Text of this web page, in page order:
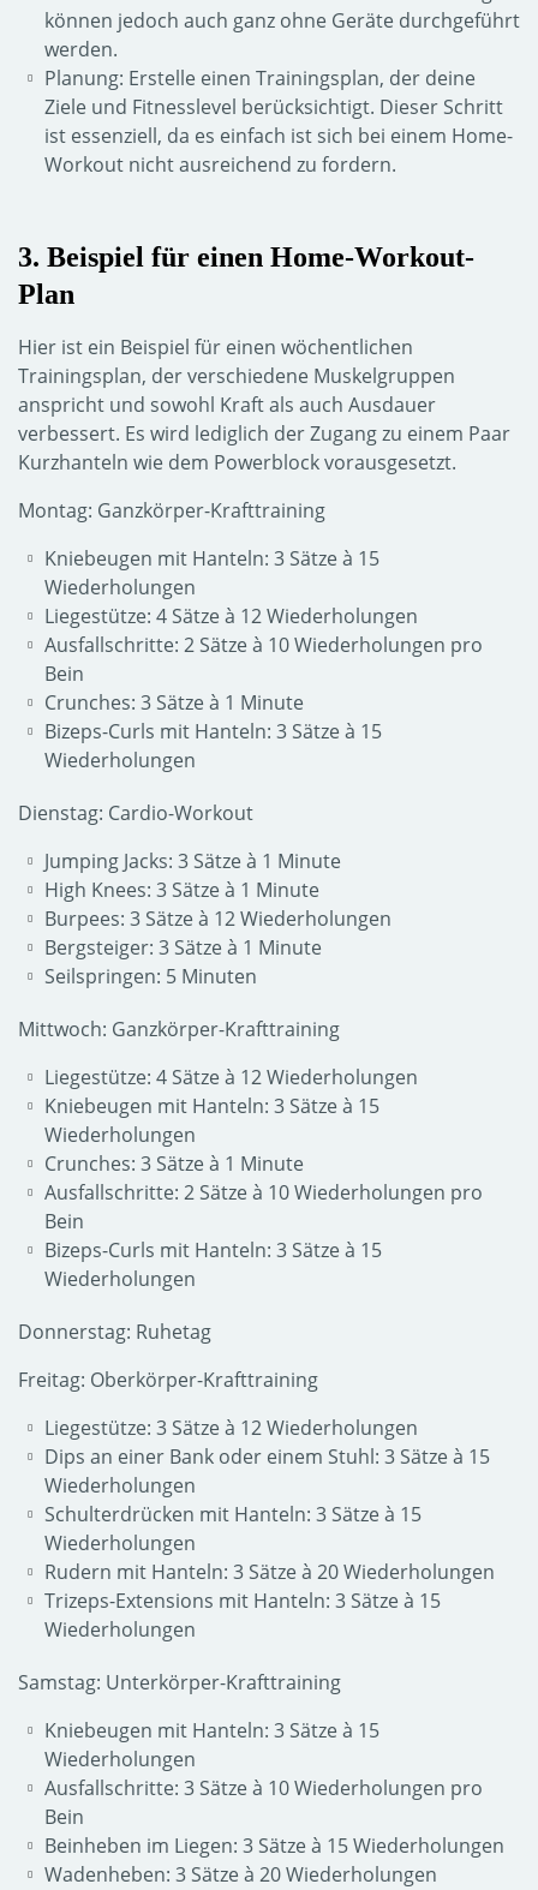
können jedoch auch ganz ohne Geräte durchgeführt
werden.
Planung: Erstelle einen Trainingsplan, der deine
Ziele und Fitnesslevel berücksichtigt. Dieser Schritt
ist essenziell, da es einfach ist sich bei einem Home-
Workout nicht ausreichend zu fordern.
3. Beispiel für einen Home-Workout-
Plan
Hier ist ein Beispiel für einen wöchentlichen
Trainingsplan, der verschiedene Muskelgruppen
anspricht und sowohl Kraft als auch Ausdauer
verbessert. Es wird lediglich der Zugang zu einem Paar
Kurzhanteln wie dem Powerblock vorausgesetzt.
Montag: Ganzkörper-Krafttraining
Kniebeugen mit Hanteln: 3 Sätze à 15
Wiederholungen
Liegestütze: 4 Sätze à 12 Wiederholungen
Ausfallschritte: 2 Sätze à 10 Wiederholungen pro
Bein
Crunches: 3 Sätze à 1 Minute
Bizeps-Curls mit Hanteln: 3 Sätze à 15
Wiederholungen
Dienstag: Cardio-Workout
Jumping Jacks: 3 Sätze à 1 Minute
High Knees: 3 Sätze à 1 Minute
Burpees: 3 Sätze à 12 Wiederholungen
Bergsteiger: 3 Sätze à 1 Minute
Seilspringen: 5 Minuten
Mittwoch: Ganzkörper-Krafttraining
Liegestütze: 4 Sätze à 12 Wiederholungen
Kniebeugen mit Hanteln: 3 Sätze à 15
Wiederholungen
Crunches: 3 Sätze à 1 Minute
Ausfallschritte: 2 Sätze à 10 Wiederholungen pro
Bein
Bizeps-Curls mit Hanteln: 3 Sätze à 15
Wiederholungen
Donnerstag: Ruhetag
Freitag: Oberkörper-Krafttraining
Liegestütze: 3 Sätze à 12 Wiederholungen
Dips an einer Bank oder einem Stuhl: 3 Sätze à 15
Wiederholungen
Schulterdrücken mit Hanteln: 3 Sätze à 15
Wiederholungen
Rudern mit Hanteln: 3 Sätze à 20 Wiederholungen
Trizeps-Extensions mit Hanteln: 3 Sätze à 15
Wiederholungen
Samstag: Unterkörper-Krafttraining
Kniebeugen mit Hanteln: 3 Sätze à 15
Wiederholungen
Ausfallschritte: 3 Sätze à 10 Wiederholungen pro
Bein
Beinheben im Liegen: 3 Sätze à 15 Wiederholungen
Wadenheben: 3 Sätze à 20 Wiederholungen